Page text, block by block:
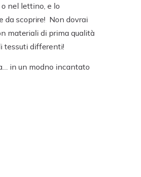
nel lettino, e lo
da scoprire! Non dovrai
materiali di prima qualità
tessuti differenti!
in un modno incantato